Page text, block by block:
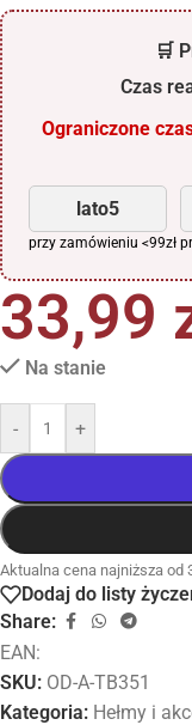
🛒
Czas
Ograniczone
lato5
przy zamówieniu <99zł
33,99
Na stanie
- +
Aktualna cena najniższa od
Dodaj do listy
Share:
EAN:
SKU: OD-A-TB351
Kategoria: Hełmy i